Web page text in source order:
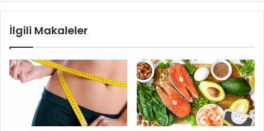
yakımını teşvik eder. Bu nedenle, herhangi bir diyet
önemlidir. Sağlıklı bir yaşam tarzını benimseyenler için su
tüketimi vazgeçilmezdir ve vücutlarına en iyi şekilde
bakmalarına yardımcı olur.
Diyette Suyun Önemi
İlgili Makaleler